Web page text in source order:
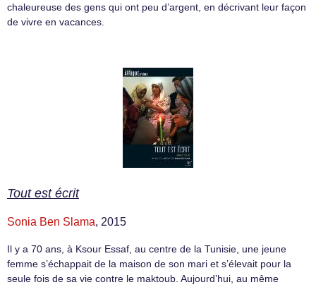
chaleureuse des gens qui ont peu d’argent, en décrivant leur façon
de vivre en vacances.
Tout est écrit
Sonia Ben Slama, 2015
Il y a 70 ans, à Ksour Essaf, au centre de la Tunisie, une jeune
femme s’échappait de la maison de son mari et s’élevait pour la
seule fois de sa vie contre le maktoub. Aujourd’hui, au même